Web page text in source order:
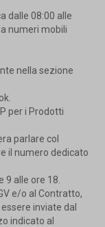
dalle 08:00 alle
numeri mobili
nella sezione
per i Prodotti
parlare col
il numero dedicato
9 alle ore 18.
e/o al Contratto,
inviate dal
indicato al